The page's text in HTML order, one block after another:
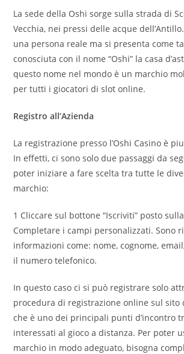
La sede della Oshi sorge sulla strada di
Vecchia, nei pressi delle acque
una persona reale ma si presenta come
conosciuta con il nome “Oshi” la casa
questo nome nel mondo è un marchio
per tutti i giocatori di slot online.
Registro all’Azienda
La registrazione presso l’Oshi Casino è
In effetti, ci sono solo due passaggi da
poter iniziare a fare scelta tra tutte le
marchio:
1 Cliccare sul bottone “Iscriviti” posto
Completare i campi personalizzati. Sono
informazioni come: nome, cognome,
il numero telefonico.
In questo caso ci si può registrare solo
procedura di registrazione online sul sito
che è uno dei principali punti d’incontro
interessati al gioco a distanza. Per poter
marchio in modo adeguato, bisogna